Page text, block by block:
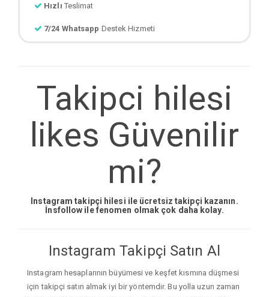
Hızlı Teslimat
7/24 Whatsapp Destek Hizmeti
Takipci hilesi
likes Güvenilir
mi?
Instagram takipçi hilesi ile ücretsiz takipçi kazanın.
İnsfollow ile fenomen olmak çok daha kolay.
Instagram Takipçi Satın Al
Instagram hesaplarının büyümesi ve keşfet kısmına düşmesi
için takipçi satın almak iyi bir yöntemdir. Bu yolla uzun zaman